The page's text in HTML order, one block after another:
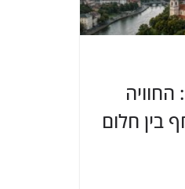
החוויה
בין חלום